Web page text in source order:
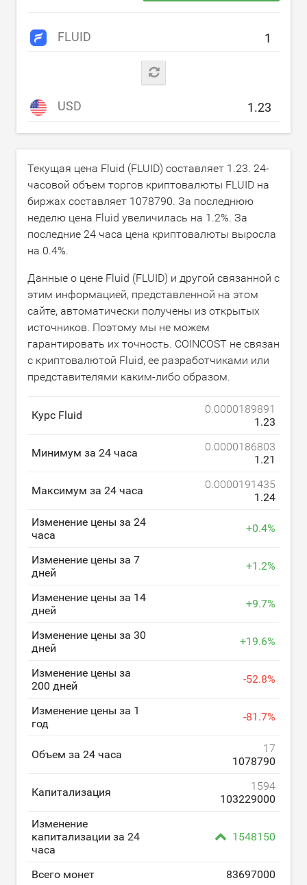
FLUID
USD
Текущая цена Fluid (FLUID) составляет 1.23. 24-
часовой объем торгов криптовалюты FLUID на
биржах составляет 1078790. За последнюю
неделю цена Fluid увеличилась на 1.2%. За
последние 24 часа цена криптовалюты выросла
на 0.4%.
Данные о цене Fluid (FLUID) и другой связанной с
этим информацией, представленной на этом
сайте, автоматически получены из открытых
источников. Поэтому мы не можем
гарантировать их точность. COINCOST не связан
с криптовалютой Fluid, ее разработчиками или
представителями каким-либо образом.
Курс Fluid
0.0000189891
1.23
Минимум за 24 часа
0.0000186803
1.21
Максимум за 24 часа
0.0000191435
1.24
Изменение цены за 24
часа
+0.4%
Изменение цены за 7
дней
+1.2%
Изменение цены за 14
дней
+9.7%
Изменение цены за 30
дней
+19.6%
Изменение цены за
200 дней
-52.8%
Изменение цены за 1
год
-81.7%
Объем за 24 часа
17
1078790
Капитализация
1594
103229000
Изменение
капитализации за 24
часа
1548150
Всего монет 83697000